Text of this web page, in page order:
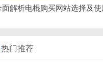
热门推荐